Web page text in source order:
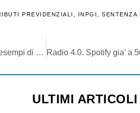
PREVIDENZIALI INPGI SENTENZA
In libreria. Paghe e contributi. Guida pratica ed esempi di calcolo. A. Gerbaldi, Maggioli Editore
ULTIMI ARTICOLI